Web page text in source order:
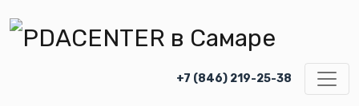
+7 (846) 219-25-38